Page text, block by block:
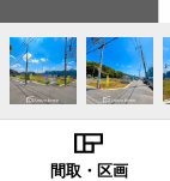
間取・区画